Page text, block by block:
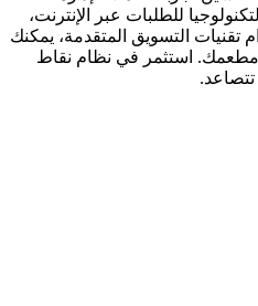
للطلبات عبر الإنترنت،
تقنيات التسويق المتقدمة، يمكنك
مطعمك. استثمر في نظام نقاط
تتصاعد.